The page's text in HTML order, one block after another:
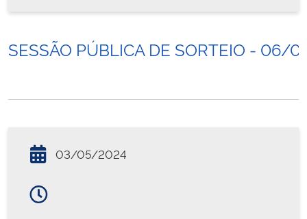
SESSÃO PÚBLICA DE SORTEIO - 06/
03/05/2024